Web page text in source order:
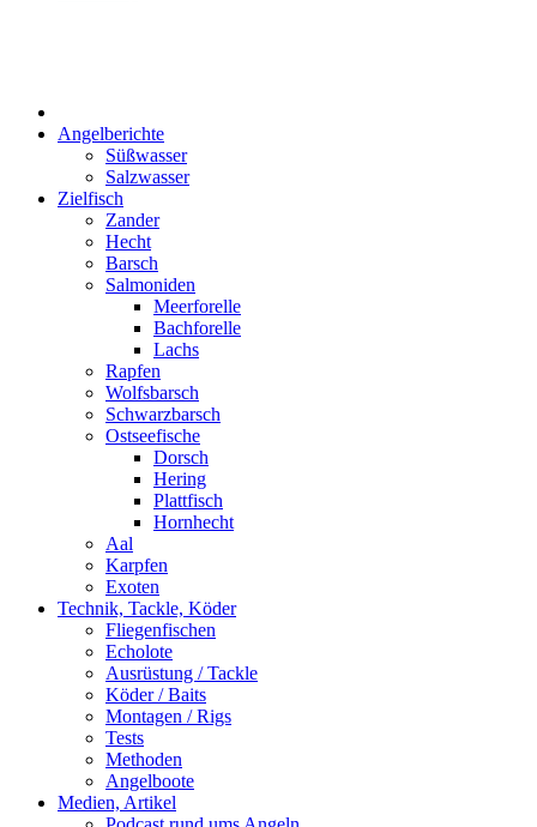
Angelberichte
Süßwasser
Salzwasser
Zielfisch
Zander
Hecht
Barsch
Salmoniden
Meerforelle
Bachforelle
Lachs
Rapfen
Wolfsbarsch
Schwarzbarsch
Ostseefische
Dorsch
Hering
Plattfisch
Hornhecht
Aal
Karpfen
Exoten
Technik, Tackle, Köder
Fliegenfischen
Echolote
Ausrüstung / Tackle
Köder / Baits
Montagen / Rigs
Tests
Methoden
Angelboote
Medien, Artikel